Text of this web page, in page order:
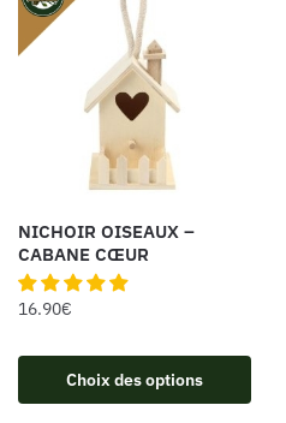
NICHOIR OISEAUX –
CABANE CŒUR
16.90€
Choix des options